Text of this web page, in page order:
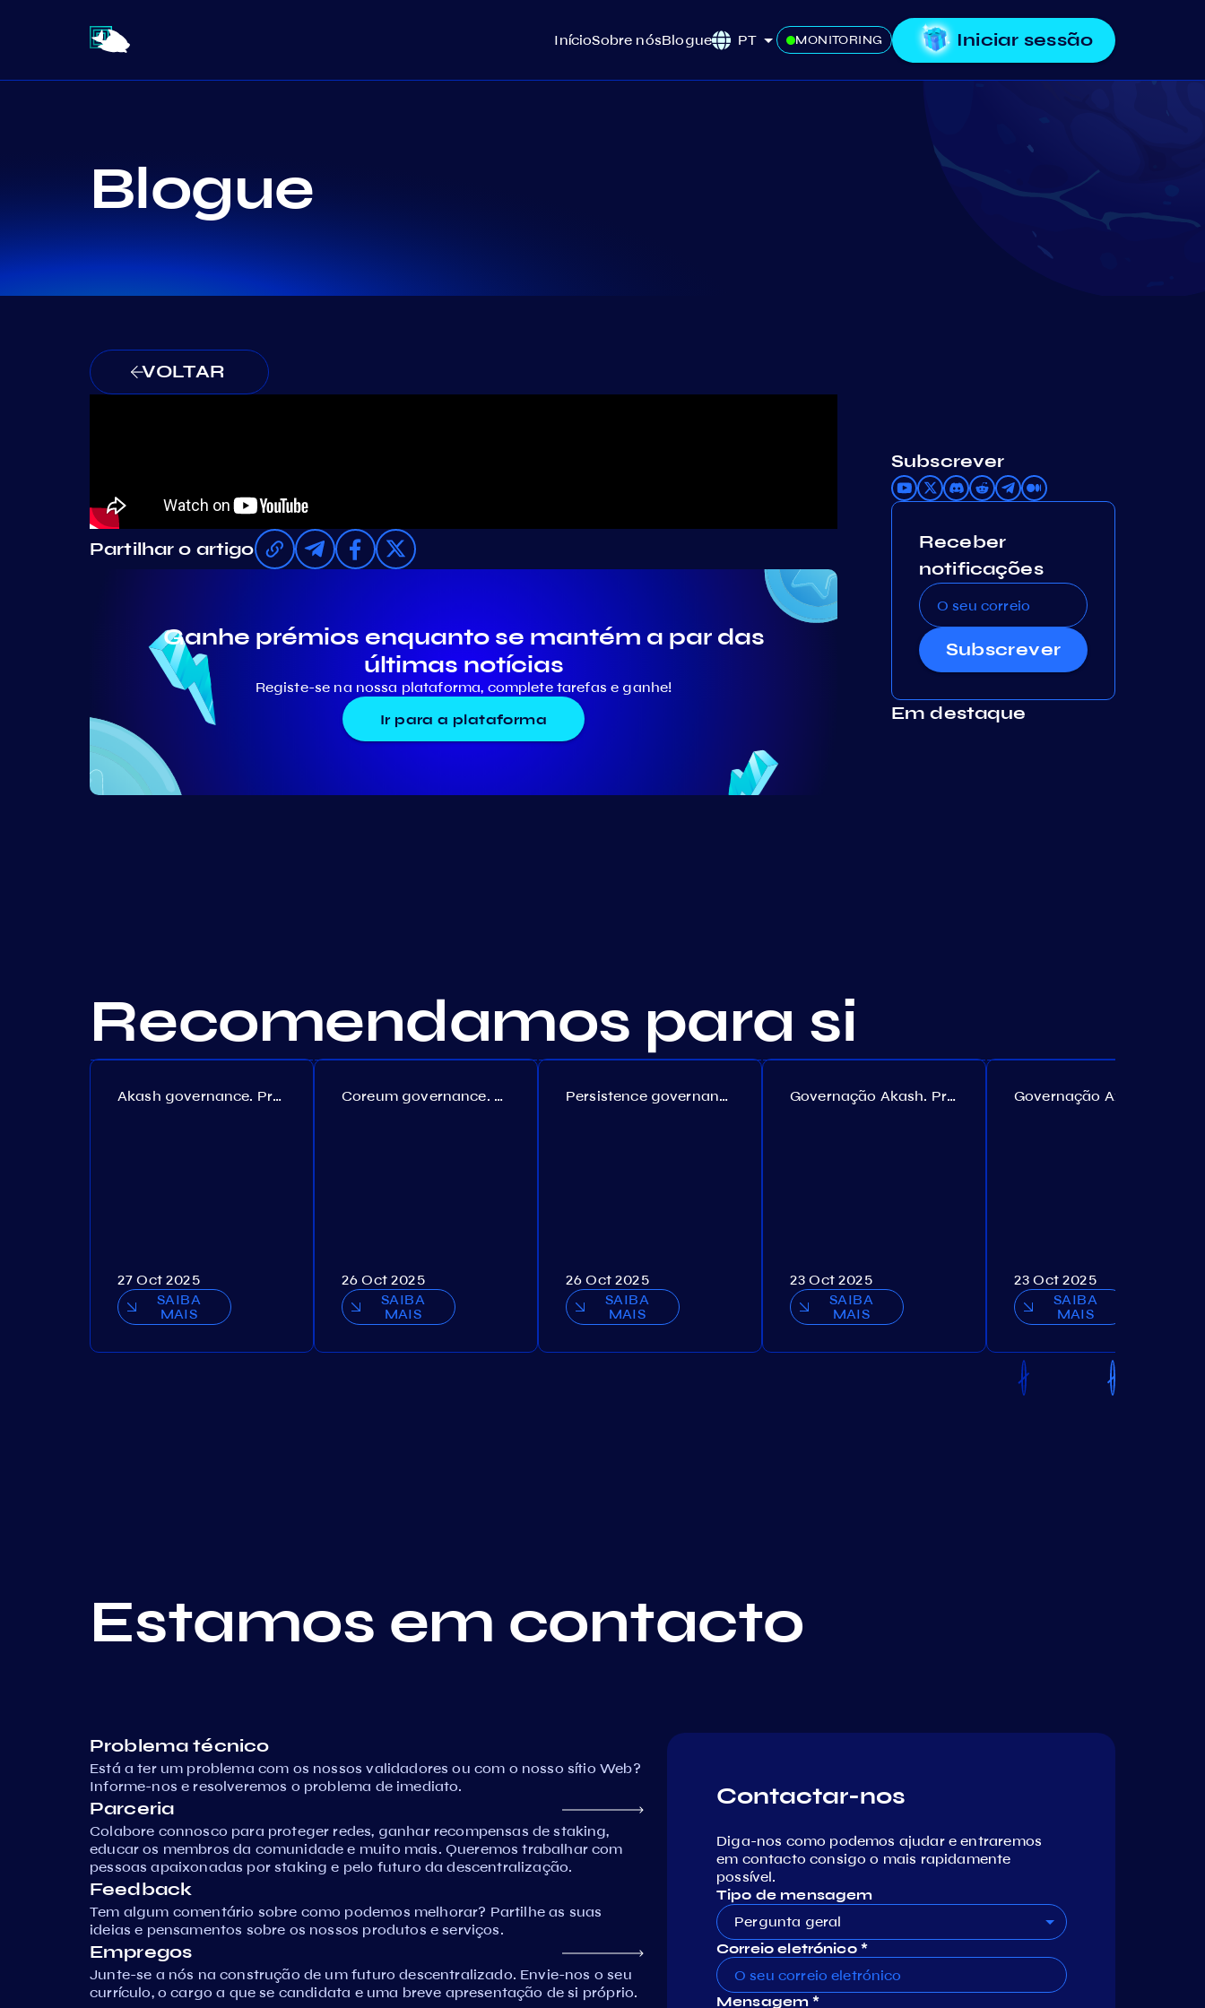
InícioSobre nósBlogue PT MONITORING Iniciar sessão
Blogue
VOLTAR
Partilhar o artigo
Ganhe prémios enquanto se mantém a par das
últimas notícias
Registe-se na nossa plataforma, complete tarefas e ganhe!
Ir para a plataforma
Subscrever
Receber
notificações
Subscrever
Em destaque
Recomendamos para si
Akash governance. Proposal №308
27 Oct 2025
SAIBA
MAIS
Coreum governance. Proposal №22
26 Oct 2025
SAIBA
MAIS
Persistence governance. Proposal №150
26 Oct 2025
SAIBA
MAIS
Governação Akash. Proposta №307
23 Oct 2025
SAIBA
MAIS
23 Oct 2025
SAIBA
MAIS
Estamos em contacto
Problema técnico
Está a ter um problema com os nossos validadores ou com o nosso sítio Web?
Informe-nos e resolveremos o problema de imediato.
Parceria
Colabore connosco para proteger redes, ganhar recompensas de staking,
educar os membros da comunidade e muito mais. Queremos trabalhar com
pessoas apaixonadas por staking e pelo futuro da descentralização.
Feedback
Tem algum comentário sobre como podemos melhorar? Partilhe as suas
ideias e pensamentos sobre os nossos produtos e serviços.
Empregos
Junte-se a nós na construção de um futuro descentralizado. Envie-nos o seu
currículo, o cargo a que se candidata e uma breve apresentação de si próprio.
Contactar-nos
Diga-nos como podemos ajudar e entraremos
em contacto consigo o mais rapidamente
possível.
Tipo de mensagem
Pergunta geral
Correio eletrónico *
Mensagem *